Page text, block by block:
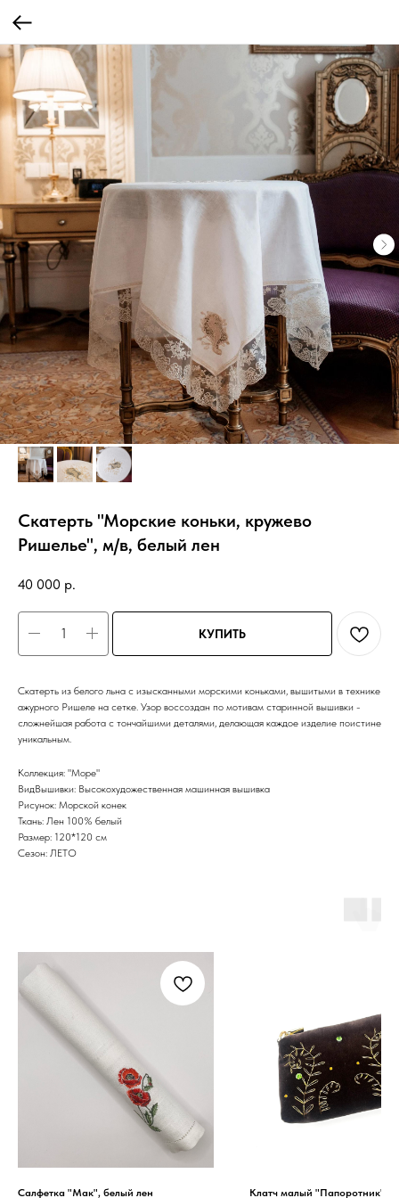
Скатерть "Морские коньки, кружево
Ришелье", м/в, белый лен
40 000 р.
КУПИТЬ
Скатерть из белого льна с изысканными морскими коньками, вышитыми в технике
ажурного Ришеле на сетке. Узор воссоздан по мотивам старинной вышивки -
сложнейшая работа с тончайшими деталями, делающая каждое изделие поистине
уникальным.
Коллекция: "Море"
ВидВышивки: Высокохудожественная машинная вышивка
Рисунок: Морской конек
Ткань: Лен 100% белый
Размер: 120*120 см
Сезон: ЛЕТО
Салфетка "Мак", белый лен Клатч малый "Папоротник",